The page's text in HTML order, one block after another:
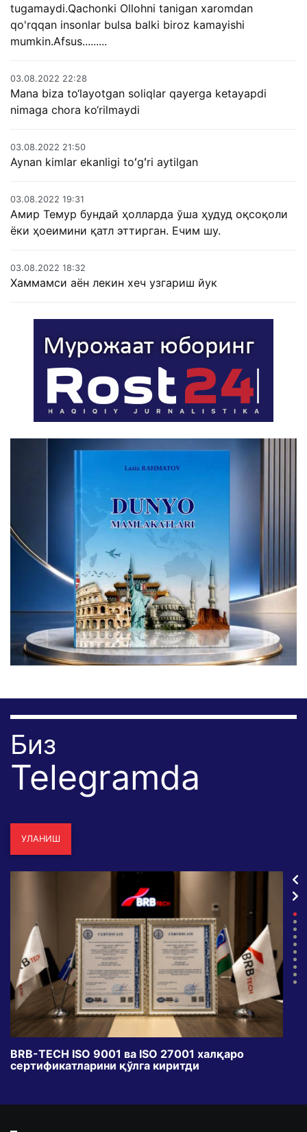
tugamaydi.Qachonki Ollohni tanigan xaromdan
qo'rqqan insonlar bulsa balki biroz kamayishi
mumkin.Afsus.........
03.08.2022 22:28
Mana biza to‘layotgan soliqlar qayerga ketayapdi
nimaga chora ko‘rilmaydi
03.08.2022 21:50
Aynan kimlar ekanligi toʻgʻri aytilgan
03.08.2022 19:31
Амир Темур бундай ҳолларда ўша ҳудуд оқсоқоли
ёки ҳоеимини қатл эттирган. Ечим шу.
03.08.2022 18:32
Хаммамси аëн лекин хеч узгариш йук
Биз
Telegramda
УЛАНИШ
BRB-TECH ISO 9001 ва ISO 27001 халқаро
сертификатларини қўлга киритди